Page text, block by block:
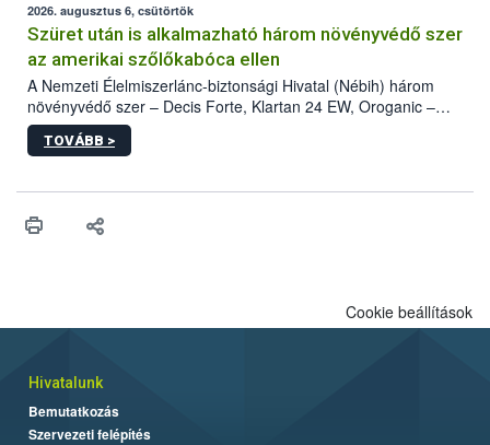
az intenzív felderítést, emellett az intézkedéseket a szlovák
hatósággal is összehangolják a terjedés megállítása érdekében.
2026. augusztus 6, csütörtök
Szüret után is alkalmazható három növényvédő szer
az amerikai szőlőkabóca ellen
A Nemzeti Élelmiszerlánc-biztonsági Hivatal (Nébih) három
növényvédő szer – Decis Forte, Klartan 24 EW, Oroganic –
engedélyokiratát módosította, így azok a szüretet követően,
egészen a vesszőérettség (BBCH 91) stádiumáig
érésű szőlőkben is legyen lehetőség a károsító elleni további
felhasználók számára is elérhető és ökológiai termesztésben is
TOVÁBB >
Cookie beállítások
Hivatalunk
Bemutatkozás
Szervezeti felépítés